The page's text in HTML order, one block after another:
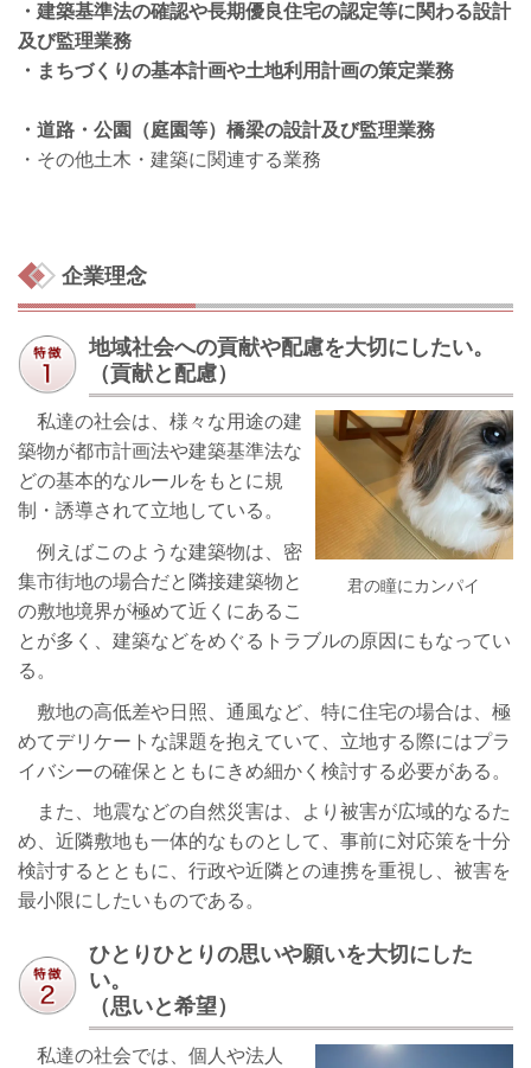
・建築基準法の確認や長期優良住宅の認定等に関わる設計
及び監理業務
・まちづくりの基本計画や土地利用計画の策定業務
・道路・公園（庭園等）橋梁の設計及び監理業務
・その他土木・建築に関連する業務
企業理念
地域社会への貢献や配慮を大切にしたい。
（貢献と配慮）
君の瞳にカンパイ
私達の社会は、様々な用途の建
築物が都市計画法や建築基準法な
どの基本的なルールをもとに規
制・誘導されて立地している。
例えばこのような建築物は、密
集市街地の場合だと隣接建築物と
の敷地境界が極めて近くにあるこ
とが多く、建築などをめぐるトラブルの原因にもなってい
る。
敷地の高低差や日照、通風など、特に住宅の場合は、極
めてデリケートな課題を抱えていて、立地する際にはプラ
イバシーの確保とともにきめ細かく検討する必要がある。
また、地震などの自然災害は、より被害が広域的なるた
め、近隣敷地も一体的なものとして、事前に対応策を十分
検討するとともに、行政や近隣との連携を重視し、被害を
最小限にしたいものである。
ひとりひとりの思いや願いを大切にした
い。
（思いと希望）
私達の社会では、個人や法人